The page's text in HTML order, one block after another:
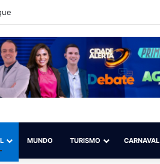
ilegal
MUNDO TURISMO CARNAVAL